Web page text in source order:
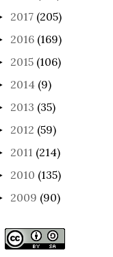
2017 (205)
2016 (169)
2015 (106)
2014 (9)
2013 (35)
2012 (59)
2011 (214)
2010 (135)
2009 (90)